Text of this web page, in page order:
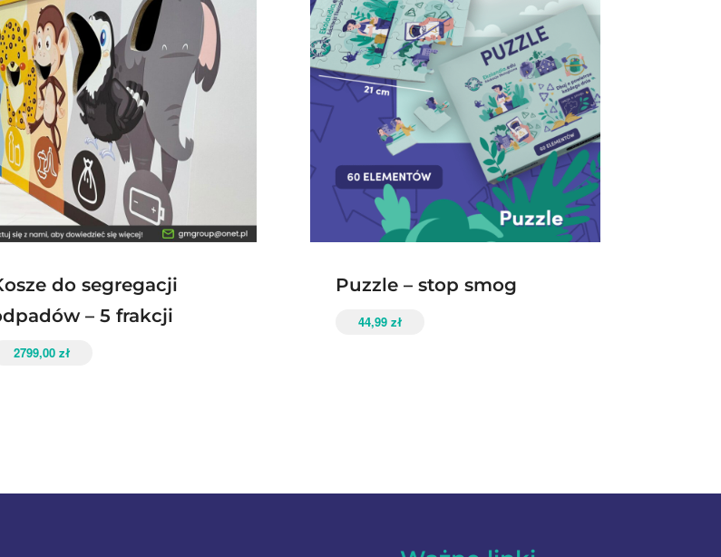
do segregacji
– 5 frakcji
2799,00zł
Puzzle – stop smog
44,99 zł